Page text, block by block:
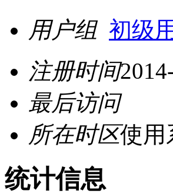
用户组 初级
注册时间
最后访问
所在时区使用
统计信息